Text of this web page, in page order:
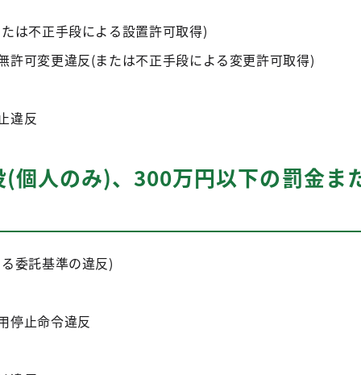
は不正手段による設置許可取得)
許可変更違反(または不正手段による変更許可取得)
違反
個人のみ)、300万円以下の罰金ま
委託基準の違反)
停止命令違反